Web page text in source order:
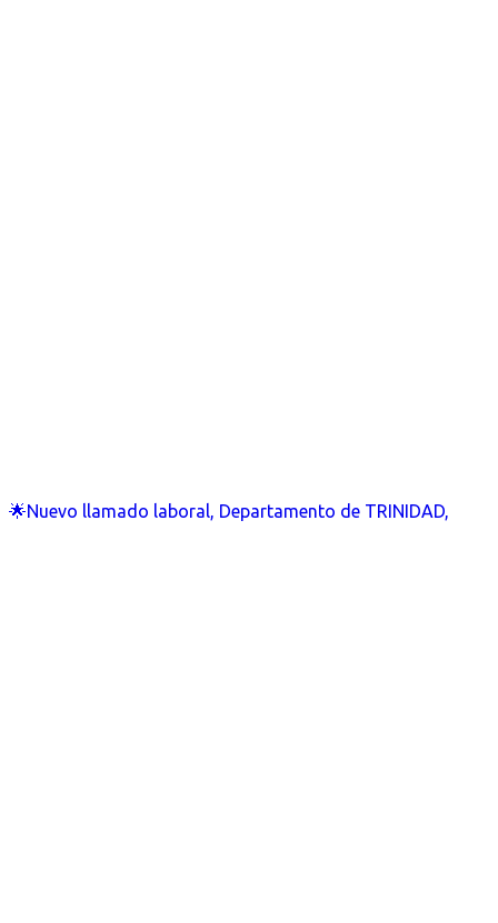
🌟Nuevo llamado laboral, Departamento de TRINIDAD,